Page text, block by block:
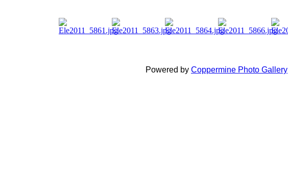
Powered by Coppermine Photo Gallery